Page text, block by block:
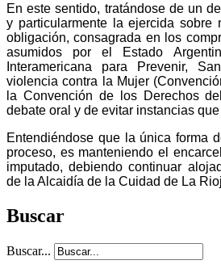
En este sentido, tratándose de un
y particularmente la ejercida sobre
obligación, consagrada en los
asumidos por el Estado
Interamericana para Prevenir,
violencia contra la Mujer
la Convención de los Derechos
debate oral y de evitar instancias
Entendiéndose que la única forma
proceso, es manteniendo el
imputado, debiendo continuar
de la Alcaidía de la Cuidad de La
Buscar
Buscar...